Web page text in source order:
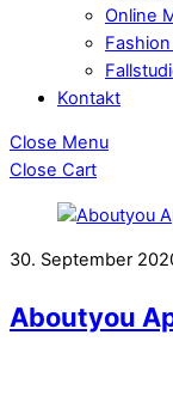
Online
Kontakt
Close Menu
Close Cart
30. September
Aboutyou